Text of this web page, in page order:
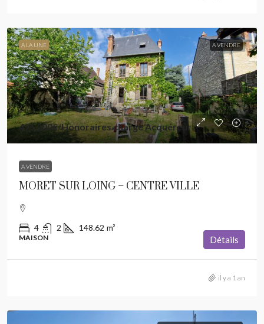
A LA UNE A VENDRE
495 000€/Honoraires charge Acquéreur
A VENDRE
MORET SUR LOING – CENTRE VILLE
4 2 148.62 m²
MAISON Détails
il y a 1 an